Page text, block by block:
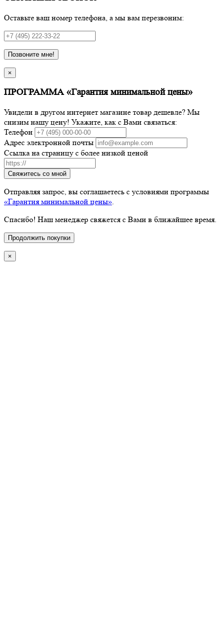
Оставьте ваш номер телефона, а мы вам перезвоним:
Позвоните мне!
×
ПРОГРАММА «Гарантия минимальной цены»
Увидели в другом интернет магазине товар дешевле? Мы
снизим нашу цену! Укажите, как с Вами связаться:
Телефон
Адрес электронной почты
Ссылка на страницу с более низкой ценой
Свяжитесь со мной
Отправляя запрос, вы соглашаетесь с условиями программы
«Гарантия минимальной цены».
Спасибо! Наш менеджер свяжется с Вами в ближайшее время.
Продолжить покупки
×